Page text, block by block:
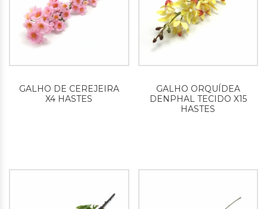
GALHO DE CEREJEIRA
X4 HASTES
GALHO ORQUÍDEA
DENPHAL TECIDO X15
HASTES